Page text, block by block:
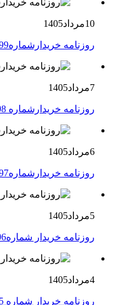
10مرداد1405
روزنامه خریدارشماره2199
7مرداد1405
روزنامه خریدارشماره 2198
6مرداد1405
روزنامه خریدارشماره2197
5مرداد1405
روزنامه خریدار شماره2196
4مرداد1405
روزنامه خریدار شماره 2195